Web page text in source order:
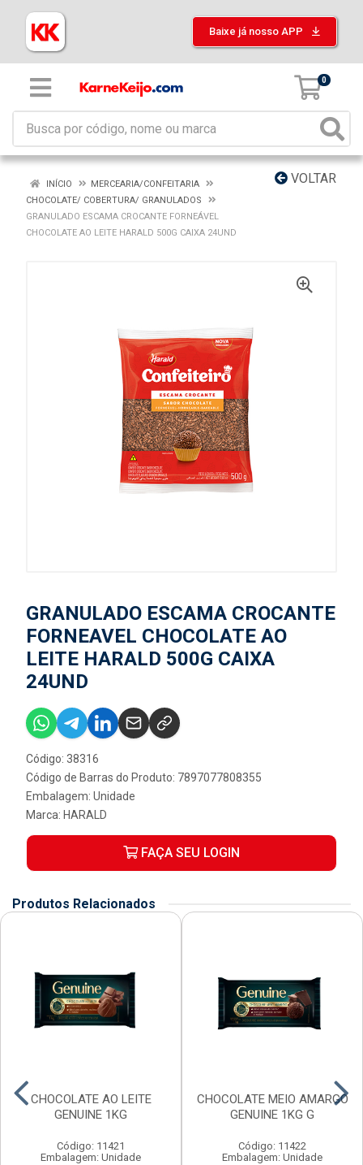
Baixe já nosso APP
0
VOLTAR
INÍCIO
MERCEARIA/CONFEITARIA
CHOCOLATE/ COBERTURA/ GRANULADOS
GRANULADO ESCAMA CROCANTE FORNEÁVEL
CHOCOLATE AO LEITE HARALD 500G CAIXA 24UND
GRANULADO ESCAMA CROCANTE
FORNEAVEL CHOCOLATE AO
LEITE HARALD 500G CAIXA
24UND
Código: 38316
Código de Barras do Produto: 7897077808355
Embalagem: Unidade
Marca: HARALD
FAÇA SEU LOGIN
Produtos Relacionados
CHOCOLATE AO LEITE
GENUINE 1KG
Código: 11421
Embalagem: Unidade
CHOCOLATE MEIO AMARGO
GENUINE 1KG G
Código: 11422
Embalagem: Unidade